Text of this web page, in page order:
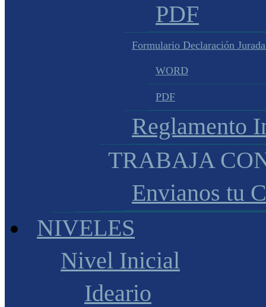
PDF
Formulario Declaración
WORD
PDF
Reglamento
TRABAJA
Envianos tu
NIVELES
Nivel Inicial
Ideario